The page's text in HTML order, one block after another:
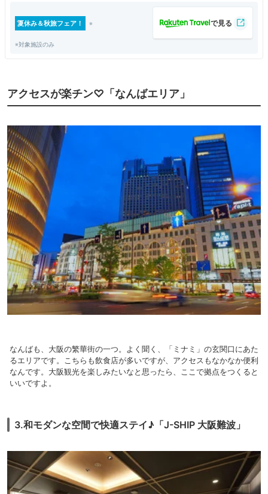
能。
夏休み＆秋旅フェア！
※対象施設のみ
アクセスが楽チン♡「なんばエリア」
なんばも、大阪の繁華街の一つ。よく聞く、「ミナミ」の玄関口にあた
るエリアです。こちらも飲食店が多いですが、アクセスもなかなか便利
なんです。大阪観光を楽しみたいなと思ったら、ここで拠点をつくると
いいですよ。
3.和モダンな空間で快適ステイ♪「J-SHIP 大阪難波」